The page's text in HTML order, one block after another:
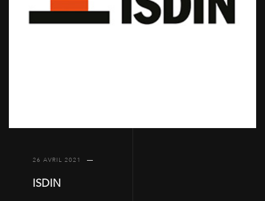
26 AVRIL 2021
ISDIN